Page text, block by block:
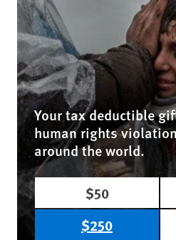
Your tax deductible
human rights
around the world.
$50
$250